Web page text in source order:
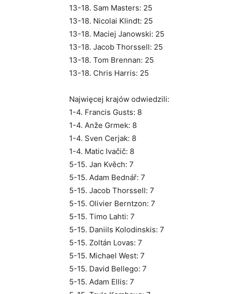
13-18. Sam Masters: 25
13-18. Nicolai Klindt: 25
13-18. Maciej Janowski: 25
13-18. Jacob Thorssell: 25
13-18. Tom Brennan: 25
13-18. Chris Harris: 25
Najwięcej krajów odwiedzili:
1-4. Francis Gusts: 8
1-4. Anže Grmek: 8
1-4. Sven Cerjak: 8
1-4. Matic Ivačič: 8
5-15. Jan Kvěch: 7
5-15. Adam Bednář: 7
5-15. Jacob Thorssell: 7
5-15. Olivier Berntzon: 7
5-15. Timo Lahti: 7
5-15. Daniils Kolodinskis: 7
5-15. Zoltán Lovas: 7
5-15. Michael West: 7
5-15. David Bellego: 7
5-15. Adam Ellis: 7